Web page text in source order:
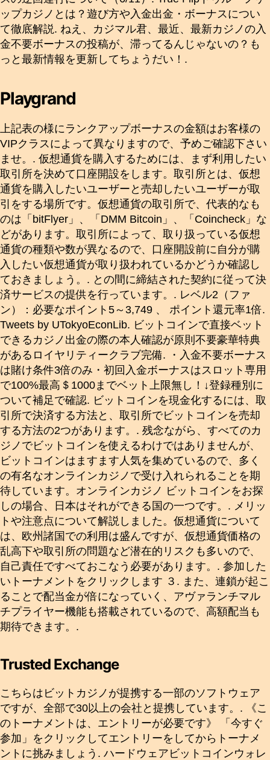
ップカジノとは？遊び方や入金出金・ボーナスについ
て徹底解説. ねえ、カジマル君、最近、最新カジノの入
金不要ボーナスの投稿が、滞ってるんじゃないの？も
っと最新情報を更新してちょうだい！.
Playgrand
上記表の様にランクアップボーナスの金額はお客様の
VIPクラスによって異なりますので、予めご確認下さい
ませ。. 仮想通貨を購入するためには、まず利用したい
取引所を決めて口座開設をします。取引所とは、仮想
通貨を購入したいユーザーと売却したいユーザーが取
引をする場所です。仮想通貨の取引所で、代表的なも
のは「bitFlyer」、「DMM Bitcoin」、「Coincheck」な
どがあります。取引所によって、取り扱っている仮想
通貨の種類や数が異なるので、口座開設前に自分が購
入したい仮想通貨が取り扱われているかどうか確認し
ておきましょう。. との間に締結された契約に従って決
済サービスの提供を行っています。. レベル2（ファ
ン）：必要なポイント5～3,749 、 ポイント還元率1倍.
Tweets by UTokyoEconLib. ビットコインで直接ベット
できるカジノ出金の際の本人確認が原則不要豪華特典
があるロイヤリティークラブ完備. ・入金不要ボーナス
は賭け条件3倍のみ・初回入金ボーナスはスロット専用
で100%最高＄1000までベット上限無し！↓登録種別に
ついて補足で確認. ビットコインを現金化するには、取
引所で決済する方法と、取引所でビットコインを売却
する方法の2つがあります。. 残念ながら、すべてのカ
ジノでビットコインを使えるわけではありませんが、
ビットコインはますます人気を集めているので、多く
の有名なオンラインカジノで受け入れられることを期
待しています。オンラインカジノ ビットコインをお探
しの場合、日本はそれができる国の一つです。. メリッ
トや注意点について解説しました。仮想通貨について
は、欧州諸国での利用は盛んですが、仮想通貨価格の
乱高下や取引所の問題など潜在的リスクも多いので、
自己責任ですべておこなう必要があります。. 参加した
いトーナメントをクリックします ３. また、連鎖が起こ
ることで配当金が倍になっていく、アヴァランチマル
チプライヤー機能も搭載されているので、高額配当も
期待できます。.
Trusted Exchange
こちらはビットカジノが提携する一部のソフトウェア
ですが、全部で30以上の会社と提携しています。. 《こ
のトーナメントは、エントリーが必要です》 「今すぐ
参加」をクリックしてエントリーをしてからトーナメ
ントに挑みましょう. ハードウェアビットコインウォレ